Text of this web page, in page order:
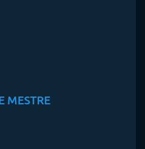
MESTRE